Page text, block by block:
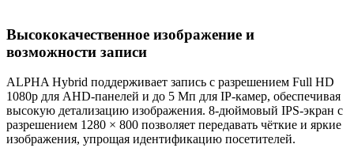
Высококачественное изображение и
возможности записи
ALPHA Hybrid поддерживает запись с разрешением Full HD
1080p для AHD-панелей и до 5 Мп для IP-камер, обеспечивая
высокую детализацию изображения. 8-дюймовый IPS-экран с
разрешением 1280 × 800 позволяет передавать чёткие и яркие
изображения, упрощая идентификацию посетителей.